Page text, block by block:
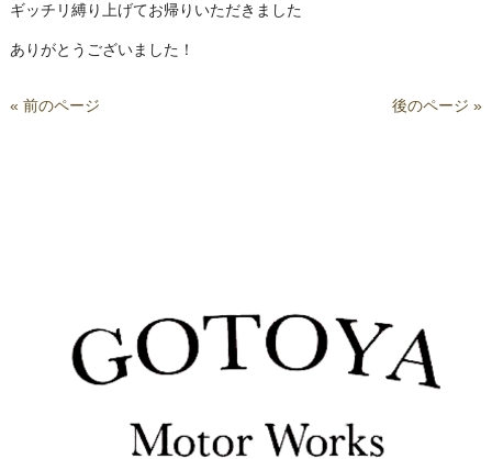
ギッチリ縛り上げてお帰りいただきました
ありがとうございました！
« 前のページ 後のページ »